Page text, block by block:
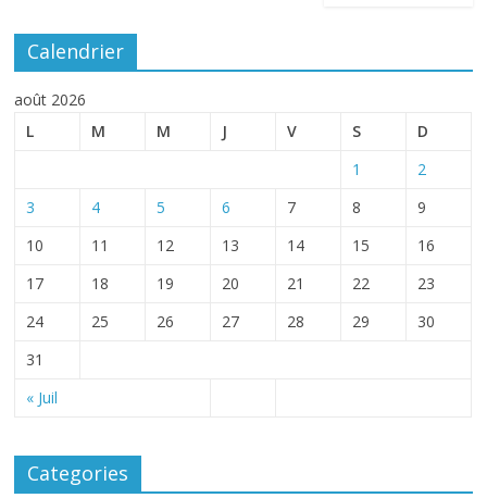
Calendrier
août 2026
L
M M J V S D
« Juil
1
2
3
4 5 6 7 8
9
10
11 12 13 14 15
16
17
18 19 20 21 22
23
24
25 26 27 28 29
30
31
Categories